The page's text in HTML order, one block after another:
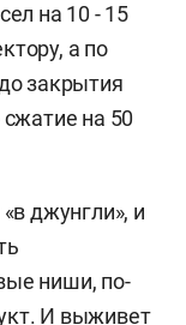
на 10 - 15
а по
закрытия
на 50
джунгли», и
ниши, по-
И выживет